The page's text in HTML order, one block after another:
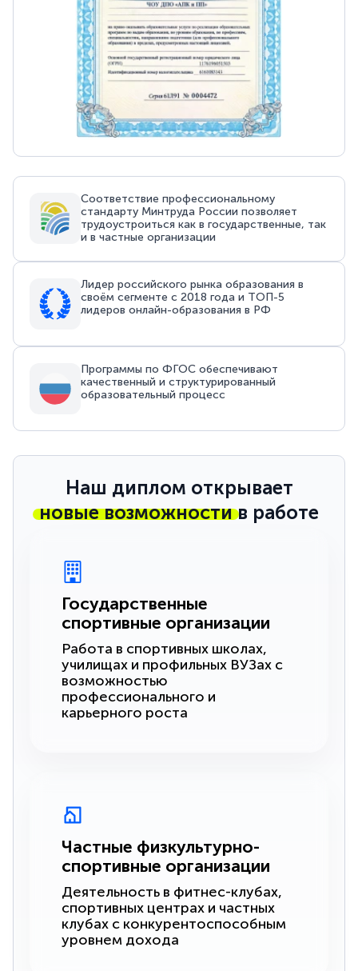
Соответствие профессиональному
стандарту Минтруда России позволяет
трудоустроиться как в государственные, так
и в частные организации
Лидер российского рынка образования в
своём сегменте с 2018 года и ТОП-5
лидеров онлайн-образования в РФ
Программы по ФГОС обеспечивают
качественный и структурированный
образовательный процесс
Наш диплом открывает
новые возможностив работе
Государственные
спортивные организации
Работа в спортивных школах,
училищах и профильных ВУЗах с
возможностью
профессионального и
карьерного роста
Частные физкультурно-
спортивные организации
Деятельность в фитнес-клубах,
спортивных центрах и частных
клубах с конкурентоспособным
уровнем дохода